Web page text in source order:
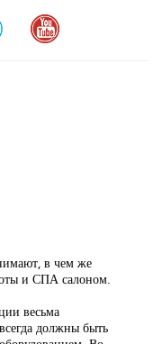
в чем же
и СПА салоном.
весьма
должны быть